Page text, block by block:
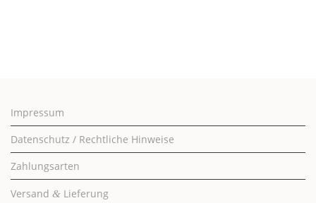
Impressum
Datenschutz / Rechtliche Hinweise
Zahlungsarten
Versand & Lieferung